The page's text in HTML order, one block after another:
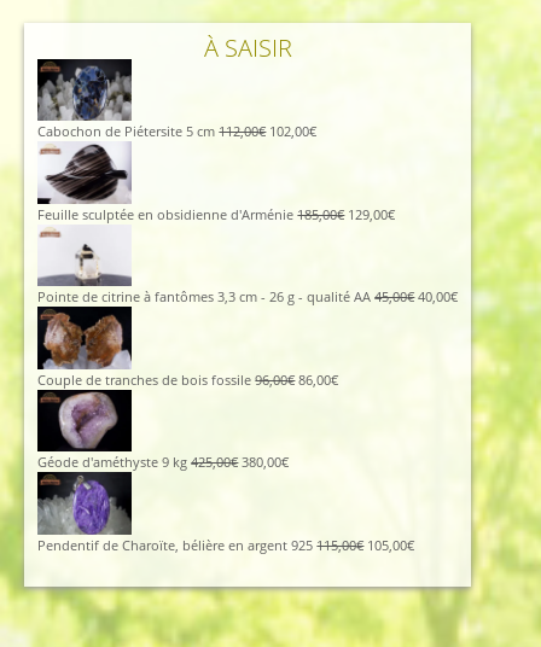
À SAISIR
Cabochon de Piétersite 5 cm 112,00€ Le
112,00€.
102,00€Le
102,00€.
Feuille sculptée en obsidienne d'Arménie 185,00€ Le
185,00€.
129,00€Le
129,00€.
Pointe de citrine à fantômes 3,3 cm - 26 g - qualité AA 45,00€Le
40,00€Le
prix
actuel
40,00€.
Couple de tranches de bois fossile 96,00€Le
86,00€Le
Géode d'améthyste 9 kg 425,00€ Le
425,00€.
380,00€Le
380,00€.
Pendentif de Charoïte, bélière en argent 925 115,00€ Le
initial
était :
115,00€.
105,00€Le
actuel
est :
105,00€.